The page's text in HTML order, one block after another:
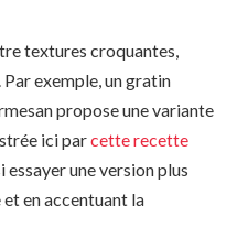
textures croquantes,
exemple, un gratin
propose une variante
ici parcette recette
essayer une version plus
en accentuant la